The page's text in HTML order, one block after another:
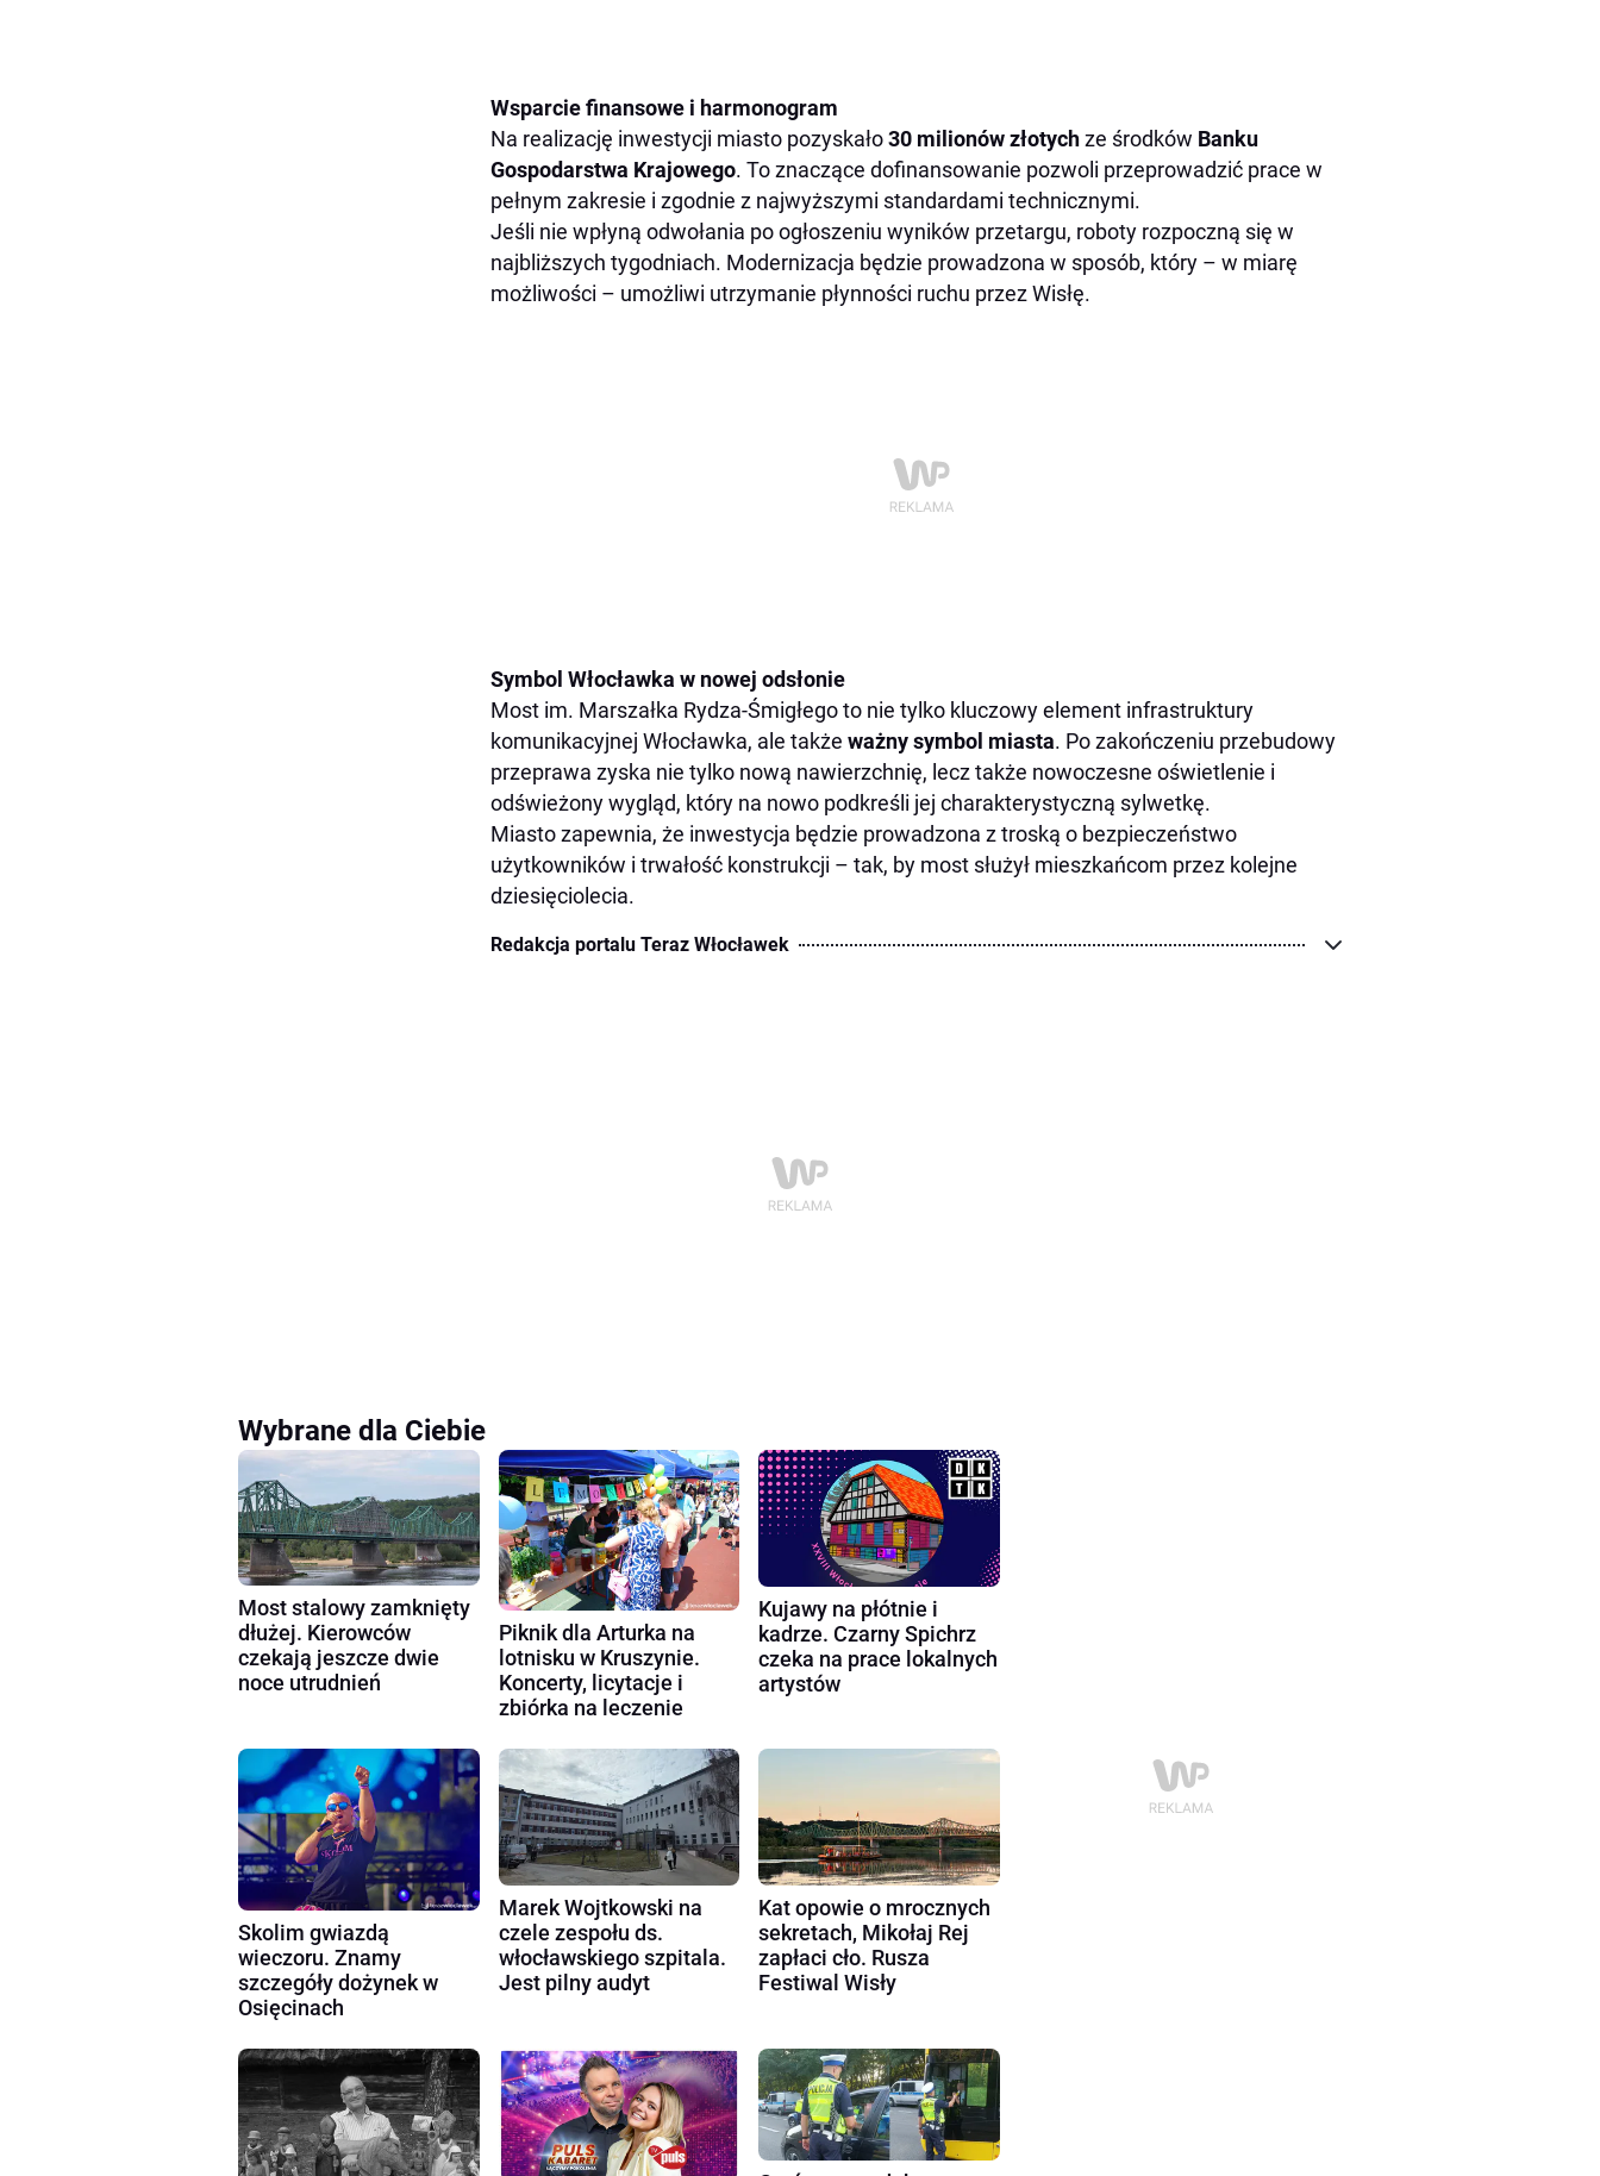
Wsparcie finansowe i harmonogram
Na realizację inwestycji miasto pozyskało30 milionów złotychze środków Banku
Gospodarstwa Krajowego. To znaczące dofinansowanie pozwoli przeprowadzić prace w
pełnym zakresie i zgodnie z najwyższymi standardami technicznymi.
Jeśli nie wpłyną odwołania po ogłoszeniu wyników przetargu, roboty rozpoczną się w
najbliższych tygodniach. Modernizacja będzie prowadzona w sposób, który – w miarę
możliwości – umożliwi utrzymanie płynności ruchu przez Wisłę.
Symbol Włocławka w nowej odsłonie
Most im. Marszałka Rydza-Śmigłego to nie tylko kluczowy element infrastruktury
komunikacyjnej Włocławka, ale także ważny symbol miasta. Po zakończeniu przebudowy
przeprawa zyska nie tylko nową nawierzchnię, lecz także nowoczesne oświetlenie i
odświeżony wygląd, który na nowo podkreśli jej charakterystyczną sylwetkę.
Miasto zapewnia, że inwestycja będzie prowadzona z troską o bezpieczeństwo
użytkowników i trwałość konstrukcji – tak, by most służył mieszkańcom przez kolejne
dziesięciolecia.
Redakcja portalu Teraz Włocławek
Wybrane dla Ciebie
Most stalowy zamknięty
dłużej. Kierowców
czekają jeszcze dwie
noce utrudnień
Piknik dla Arturka na
lotnisku w Kruszynie.
Koncerty, licytacje i
zbiórka na leczenie
Kujawy na płótnie i
kadrze. Czarny Spichrz
czeka na prace lokalnych
artystów
Skolim gwiazdą
wieczoru. Znamy
szczegóły dożynek w
Osięcinach
Marek Wojtkowski na
czele zespołu ds.
włocławskiego szpitala.
Jest pilny audyt
Kat opowie o mrocznych
sekretach, Mikołaj Rej
zapłaci cło. Rusza
Festiwal Wisły